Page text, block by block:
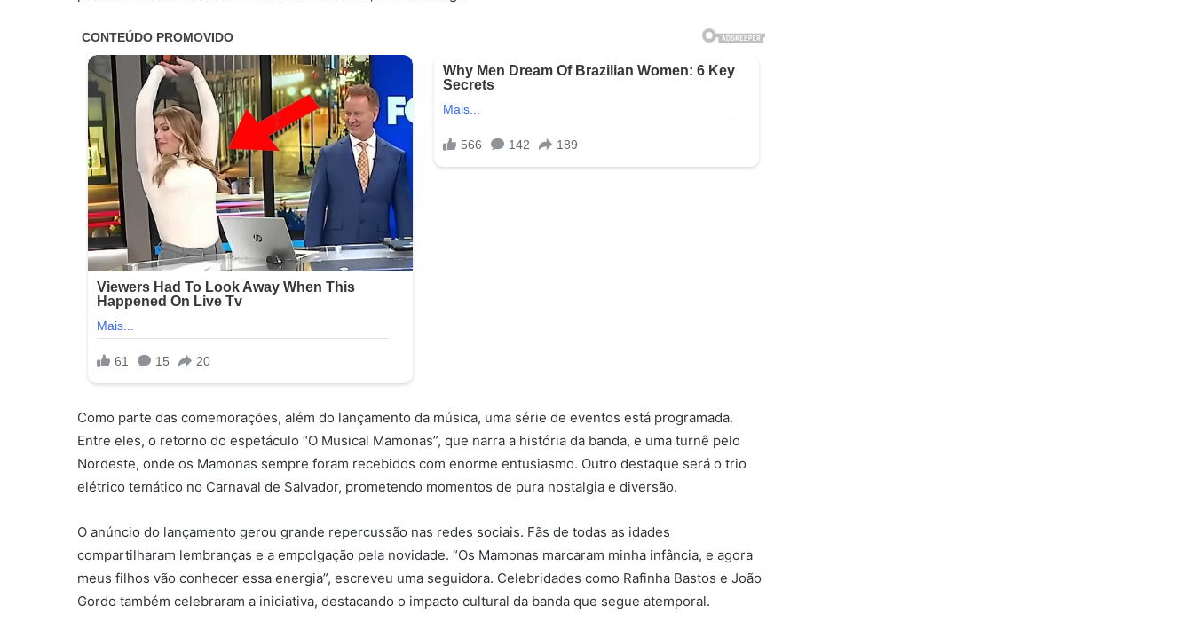
Como parte das comemorações, além do lançamento da música, uma série de eventos está programada.
Entre eles, o retorno do espetáculo “O Musical Mamonas”, que narra a história da banda, e uma turnê pelo
Nordeste, onde os Mamonas sempre foram recebidos com enorme entusiasmo. Outro destaque será o trio
elétrico temático no Carnaval de Salvador, prometendo momentos de pura nostalgia e diversão.
O anúncio do lançamento gerou grande repercussão nas redes sociais. Fãs de todas as idades
compartilharam lembranças e a empolgação pela novidade. “Os Mamonas marcaram minha infância, e agora
meus filhos vão conhecer essa energia”, escreveu uma seguidora. Celebridades como Rafinha Bastos e João
Gordo também celebraram a iniciativa, destacando o impacto cultural da banda que segue atemporal.